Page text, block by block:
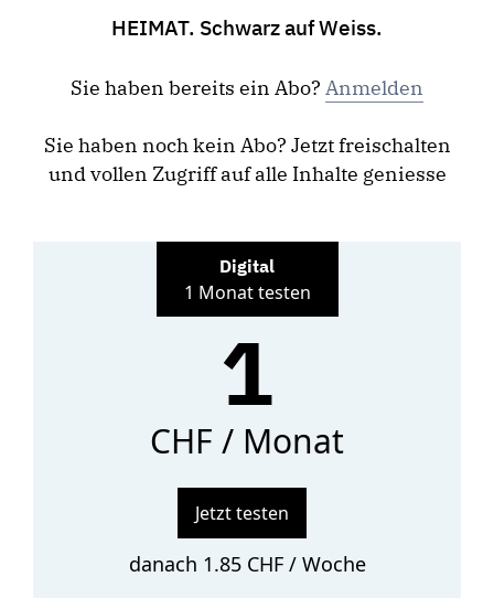
HEIMAT. Schwarz auf Weiss.
Sie haben bereits ein Abo? Anmelden
Sie haben noch kein Abo? Jetzt freischalten
und vollen Zugriff auf alle Inhalte geniesse
Digital
1 Monat testen
1
CHF / Monat
Jetzt testen
danach 1.85 CHF / Woche